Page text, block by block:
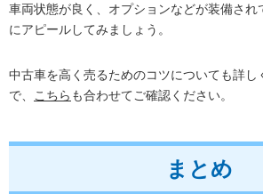
車両状態が良く、オプションなどが装備され
にアピールしてみましょう。
中古車を高く売るためのコツについても詳し
で、 こちら も合わせてご確認ください。
まとめ